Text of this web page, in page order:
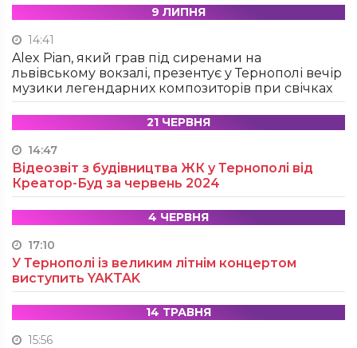
9 ЛИПНЯ
14:41
Alex Pian, який грав під сиренами на
львівському вокзалі, презентує у Тернополі вечір
музики легендарних композиторів при свічках
21 ЧЕРВНЯ
14:47
Відеозвіт з будівництва ЖК у Тернополі від
Креатор-Буд за червень 2024
4 ЧЕРВНЯ
17:10
У Тернополі із великим літнім концертом
виступить YAKTAK
14 ТРАВНЯ
15:56